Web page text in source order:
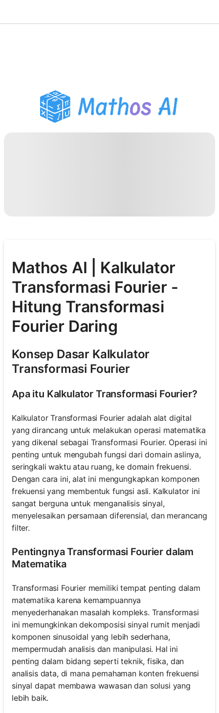
Pembantu PR PDF
Alat Belajar
Mathos AI | Kalkulator
Transformasi Fourier -
Hitung Transformasi
Fourier Daring
Konsep Dasar Kalkulator
Transformasi Fourier
Apa itu Kalkulator Transformasi Fourier?
Kalkulator Transformasi Fourier adalah alat digital
yang dirancang untuk melakukan operasi matematika
yang dikenal sebagai Transformasi Fourier. Operasi ini
penting untuk mengubah fungsi dari domain aslinya,
seringkali waktu atau ruang, ke domain frekuensi.
Dengan cara ini, alat ini mengungkapkan komponen
frekuensi yang membentuk fungsi asli. Kalkulator ini
sangat berguna untuk menganalisis sinyal,
menyelesaikan persamaan diferensial, dan merancang
filter.
Pentingnya Transformasi Fourier dalam
Matematika
Transformasi Fourier memiliki tempat penting dalam
matematika karena kemampuannya
menyederhanakan masalah kompleks. Transformasi
ini memungkinkan dekomposisi sinyal rumit menjadi
komponen sinusoidal yang lebih sederhana,
mempermudah analisis dan manipulasi. Hal ini
penting dalam bidang seperti teknik, fisika, dan
analisis data, di mana pemahaman konten frekuensi
sinyal dapat membawa wawasan dan solusi yang
lebih baik.